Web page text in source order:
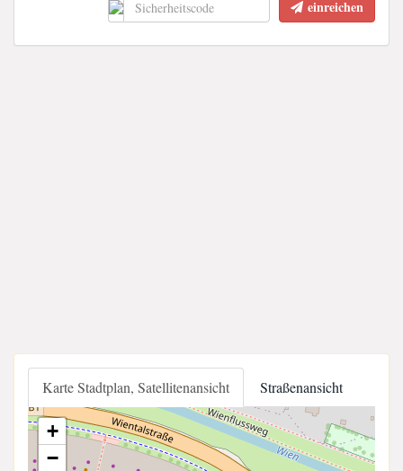
einreichen
Karte Stadtplan, Satellitenansicht Straßenansicht
+
−